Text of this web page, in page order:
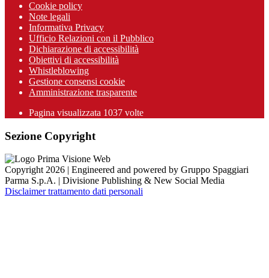
Cookie policy
Note legali
Informativa Privacy
Ufficio Relazioni con il Pubblico
Dichiarazione di accessibilità
Obiettivi di accessibilità
Whistleblowing
Gestione consensi cookie
Amministrazione trasparente
Pagina visualizzata 1037 volte
Sezione Copyright
Copyright 2026 | Engineered and powered by Gruppo Spaggiari
Parma S.p.A. | Divisione Publishing & New Social Media
Disclaimer trattamento dati personali